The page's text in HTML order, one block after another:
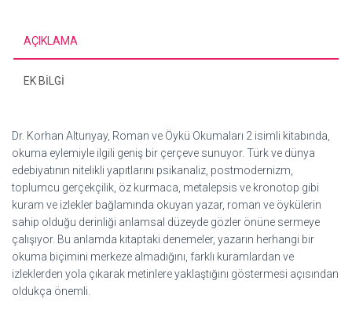
AÇIKLAMA
EK BILGI
Dr. Korhan Altunyay, Roman ve Öykü Okumaları 2 isimli kitabında,
okuma eylemiyle ilgili geniş bir çerçeve sunuyor. Türk ve dünya
edebiyatının nitelikli yapıtlarını psikanaliz, postmodernizm,
toplumcu gerçekçilik, öz kurmaca, metalepsis ve kronotop gibi
kuram ve izlekler bağlamında okuyan yazar, roman ve öykülerin
sahip olduğu derinliği anlamsal düzeyde gözler önüne sermeye
çalışıyor. Bu anlamda kitaptaki denemeler, yazarın herhangi bir
okuma biçimini merkeze almadığını, farklı kuramlardan ve
izleklerden yola çıkarak metinlere yaklaştığını göstermesi açısından
oldukça önemli.